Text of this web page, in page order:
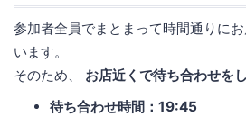
参加者全員でまとまって時間通りに
います。
そのため、 お店近くで待ち合わせを
待ち合わせ時間：19:45